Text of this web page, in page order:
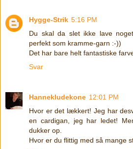
Hygge-Strik 5:16 PM
Du skal da slet ikke lave
perfekt som kramme-garn :-))
Det har bare helt fantastiske
Svar
Hannekludekone 12:01 PM
Hvor er det lækkert! Jeg har
en cardigan, jeg har ledet!
dukker op.
Hvor er du flittig med så mange